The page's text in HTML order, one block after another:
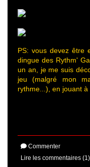
PS: vous devez être
dingue des Rythm'
un an, je me suis
jeu (malgré mon
rythme...), en jouant à
Commenter
Lire les commentaires (1)